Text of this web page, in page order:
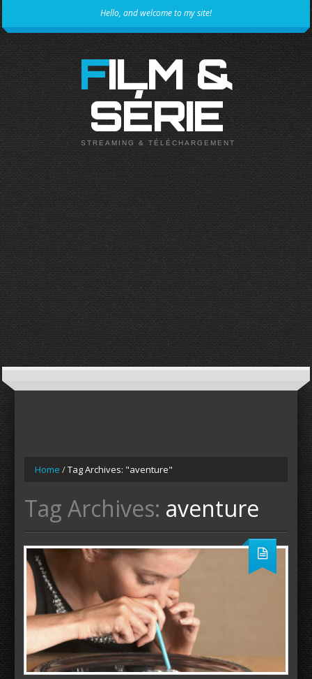
Hello, and welcome to my site!
FILM &
SÉRIE
STREAMING & TÉLÉCHARGEMENT
Home /Tag Archives: "aventure"
Tag Archives: aventure